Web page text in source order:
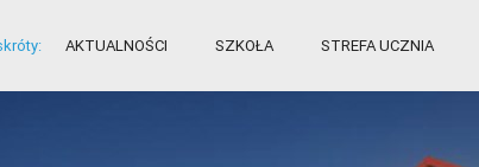
AKTUALNOŚCI SZKOŁA STREFA UCZNIA